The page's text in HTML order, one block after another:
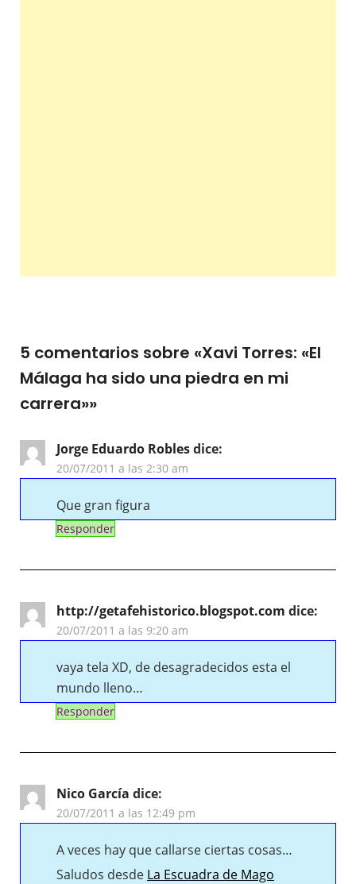
5 comentarios sobre «Xavi Torres: «El
Málaga ha sido una piedra en mi
carrera»»
Jorge Eduardo Roblesdice:
20/07/2011 a las 2:30 am
Que gran figura
Responder
http://getafehistorico.blogspot.com dice:
20/07/2011 a las 9:20 am
vaya tela XD, de desagradecidos esta el
mundo lleno…
Responder
Nico García dice:
20/07/2011 a las 12:49 pm
A veces hay que callarse ciertas cosas…
Saludos desde La Escuadra de Mago